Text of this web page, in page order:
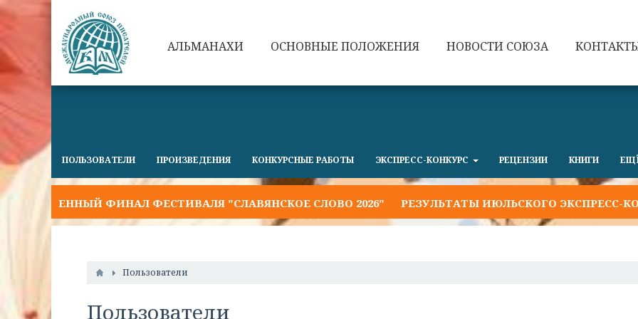
АЛЬМАНАХИ ОСНОВНЫЕ ПОЛОЖЕНИЯ НОВОСТИ СОЮЗА
ПОЛЬЗОВАТЕЛИ ПРОИЗВЕДЕНИЯ КОНКУРСНЫЕ РАБОТЫ ЭКСПРЕСС-КОНКУРС РЕЦЕНЗИИ КНИГИ
ФИНАЛ ФЕСТИВАЛЯ "СЛАВЯНСКОЕ СЛОВО 2026" РЕЗУЛЬТАТЫ ИЮЛЬСКОГО ЭКСПРЕСС-
Пользователи
Пользователи